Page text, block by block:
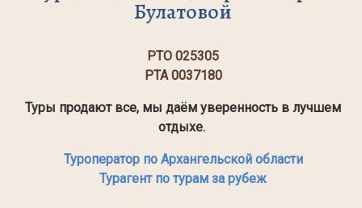
Булатовой
РТО 025305
РТА 0037180
Туры продают все, мы даём уверенность в лучшем
отдыхе.
Туроператор по Архангельской области
Турагент по турам за рубеж